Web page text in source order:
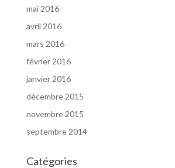
mai 2016
avril 2016
mars 2016
février 2016
janvier 2016
décembre 2015
novembre 2015
septembre 2014
Catégories